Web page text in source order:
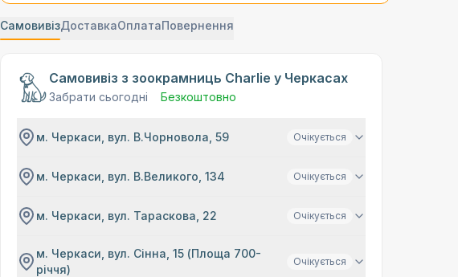
СамовивізДоставкаОплатаПовернення
Самовивіз з зоокрамниць Charlie у Черкасах
Забрати сьогодні Безкоштовно
м. Черкаси, вул. В.Чорновола, 59 Очікується
м. Черкаси, вул. В.Великого, 134 Очікується
м. Черкаси, вул. Тараскова, 22 Очікується
м. Черкаси, вул. Сінна, 15 (Площа 700-
річчя)
Очікується